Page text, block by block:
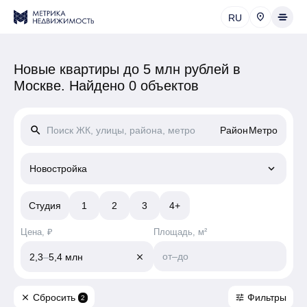
RU
Новые квартиры до 5 млн рублей в
Москве. Найдено 0 объектов
search РайонМетро
Новостройка keyboard_arrow_down
Студия 1 2 3 4+
Цена, ₽
2,3–5,4 млн close
Площадь, м²
от–до
close Сбросить 2 tune Фильтры